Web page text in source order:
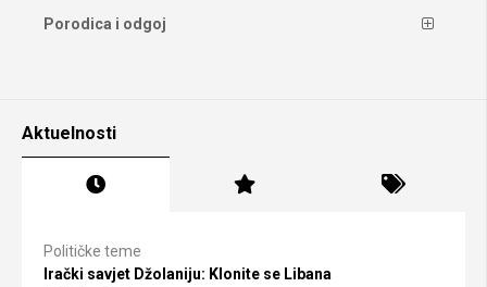
Porodica i odgoj
Aktuelnosti
Političke teme
Irački savjet Džolaniju: Klonite se Libana